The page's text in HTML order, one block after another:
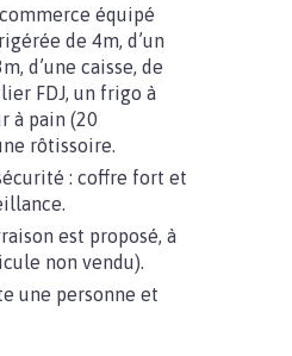
équipé
de 4m, d’un
d’une caisse, de
FDJ, un frigo à
à pain (20
rôtissoire.
: coffre fort et
est proposé, à
non vendu).
une personne et